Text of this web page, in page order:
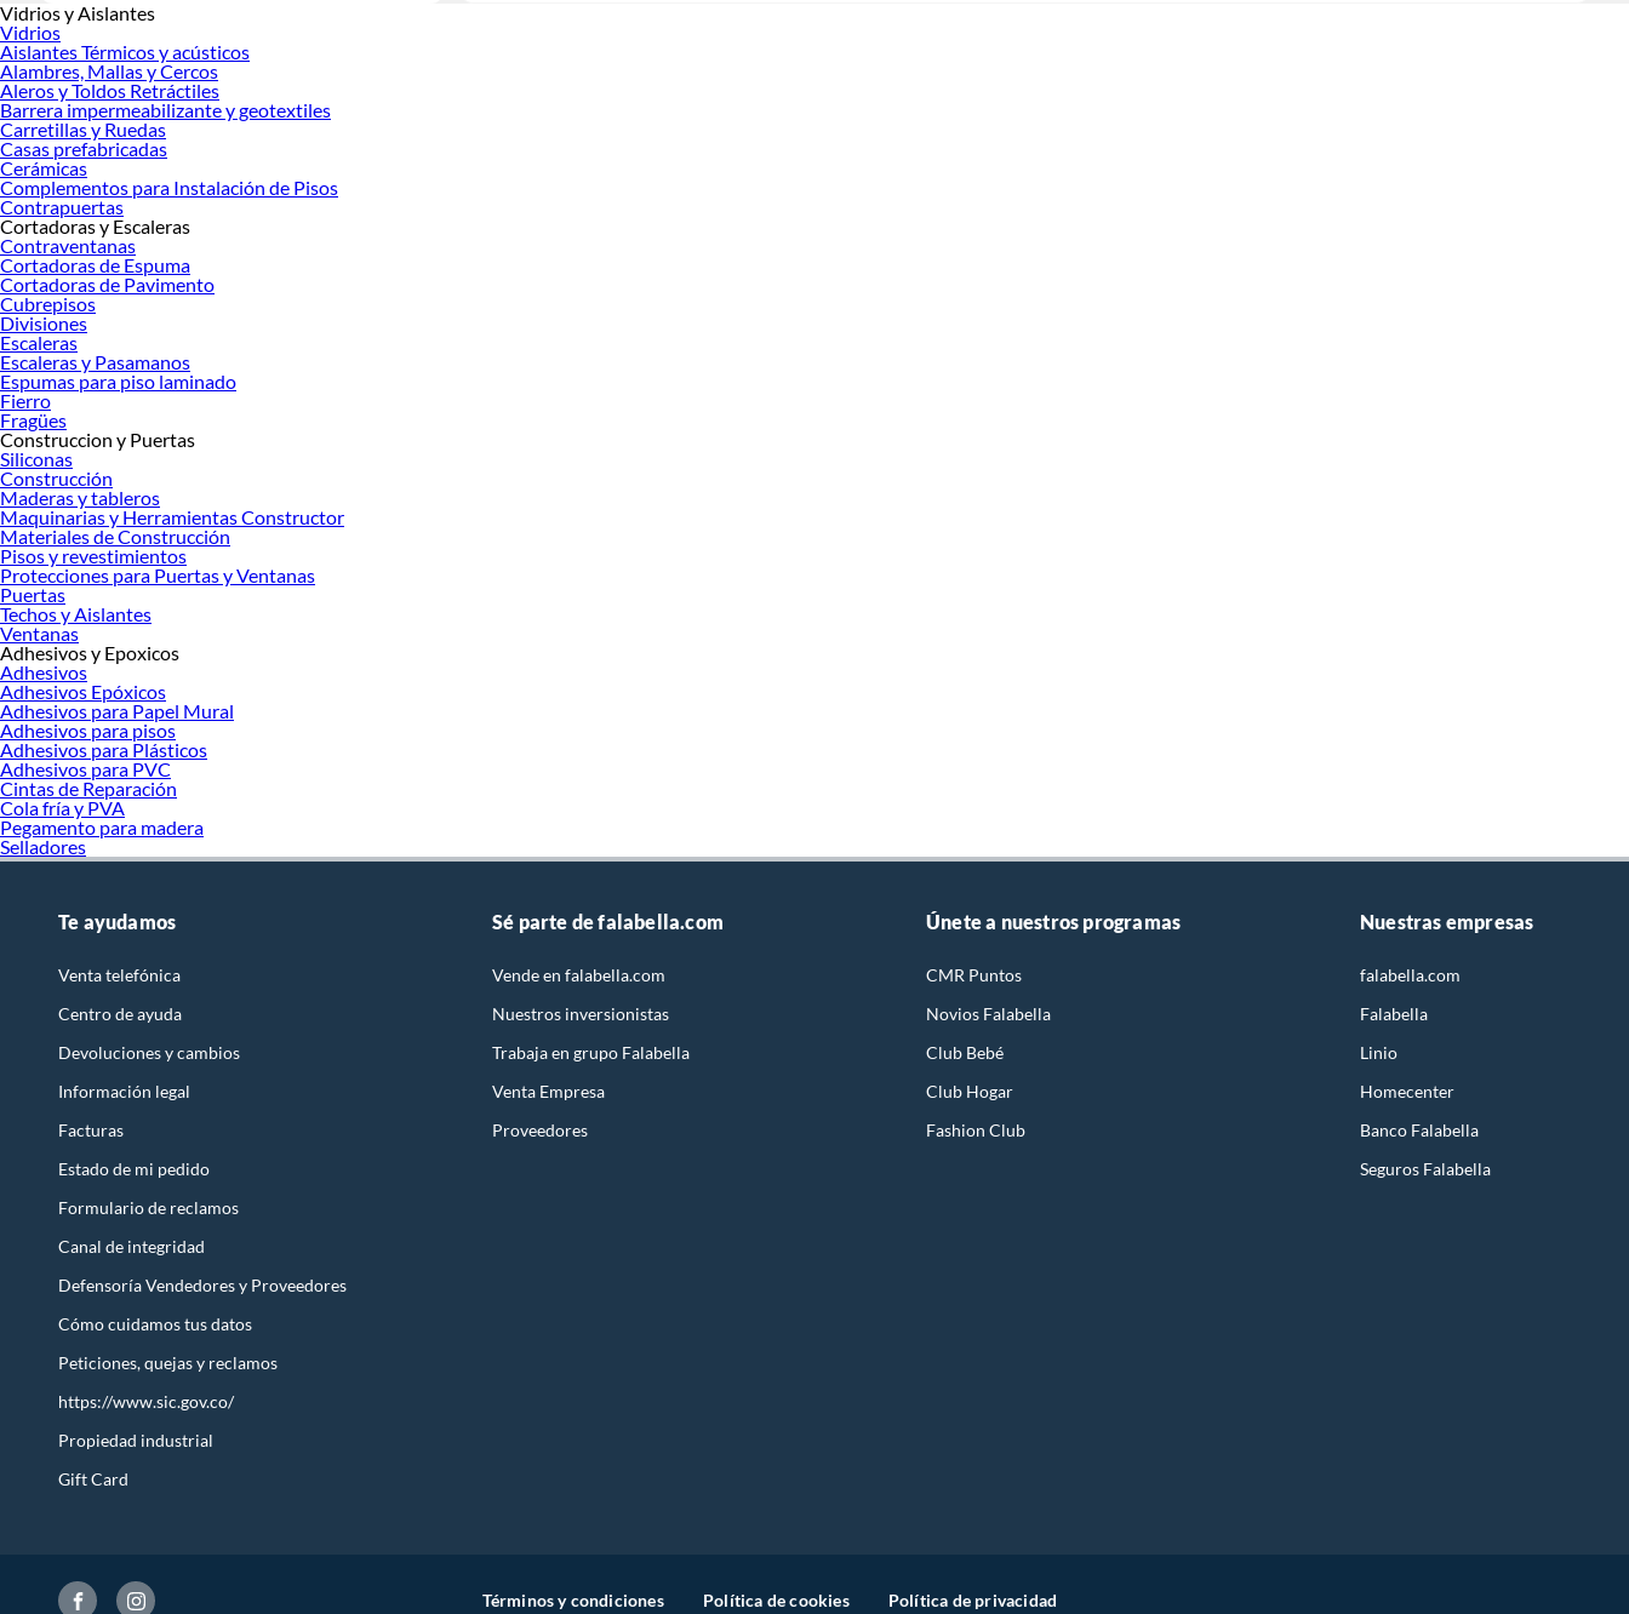
Vidrios y Aislantes
Vidrios
Aislantes Térmicos y acústicos
Alambres, Mallas y Cercos
Aleros y Toldos Retráctiles
Barrera impermeabilizante y geotextiles
Carretillas y Ruedas
Casas prefabricadas
Cerámicas
Complementos para Instalación de Pisos
Contrapuertas
Cortadoras y Escaleras
Contraventanas
Cortadoras de Espuma
Cortadoras de Pavimento
Cubrepisos
Divisiones
Escaleras
Escaleras y Pasamanos
Espumas para piso laminado
Fierro
Fragües
Construccion y Puertas
Siliconas
Construcción
Maderas y tableros
Maquinarias y Herramientas Constructor
Materiales de Construcción
Pisos y revestimientos
Protecciones para Puertas y Ventanas
Puertas
Techos y Aislantes
Ventanas
Adhesivos y Epoxicos
Adhesivos
Adhesivos Epóxicos
Adhesivos para Papel Mural
Adhesivos para pisos
Adhesivos para Plásticos
Adhesivos para PVC
Cintas de Reparación
Cola fría y PVA
Pegamento para madera
Selladores
Te ayudamos
Venta telefónica
Centro de ayuda
Devoluciones y cambios
Información legal
Facturas
Estado de mi pedido
Formulario de reclamos
Canal de integridad
Defensoría Vendedores y Proveedores
Cómo cuidamos tus datos
Peticiones, quejas y reclamos
https://www.sic.gov.co/
Propiedad industrial
Gift Card
Sé parte de falabella.com
Vende en falabella.com
Nuestros inversionistas
Trabaja en grupo Falabella
Venta Empresa
Proveedores
Únete a nuestros programas
CMR Puntos
Novios Falabella
Club Bebé
Club Hogar
Fashion Club
Nuestras empresas
falabella.com
Falabella
Linio
Homecenter
Banco Falabella
Seguros Falabella
Términos y condiciones Política de cookies Política de privacidad